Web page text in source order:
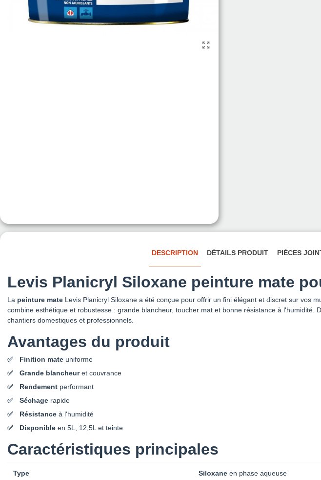
DESCRIPTION DÉTAILS PRODUIT PIÈCES
Levis Planicryl Siloxane peinture mate
La peinture mate Levis Planicryl Siloxane a été conçue pour offrir un fini élégant et discret sur vos
combine esthétique et robustesse : grande blancheur, toucher mat et bonne résistance à
chantiers domestiques et professionnels.
Avantages du produit
Finition mate uniforme
Grande blancheuret couvrance
Rendement performant
Séchage rapide
Résistance à l'humidité
Disponible en 5L, 12,5L et teinte
Caractéristiques principales
Type Siloxane en phase aqueuse